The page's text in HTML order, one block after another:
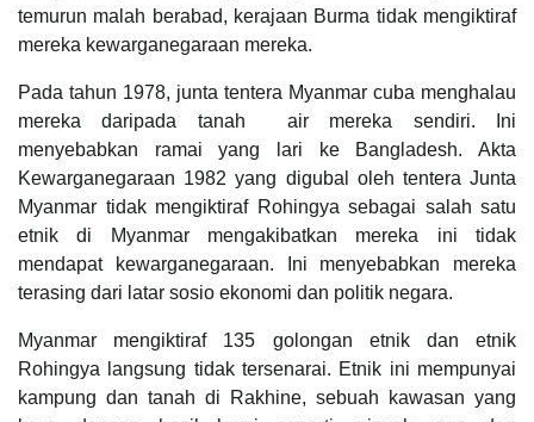
temurun malah berabad, kerajaan Burma tidak mengiktiraf
mereka kewarganegaraan mereka.
Pada tahun 1978, junta tentera Myanmar cuba menghalau
mereka daripada tanah air mereka sendiri. Ini
menyebabkan ramai yang lari ke Bangladesh. Akta
Kewarganegaraan 1982 yang digubal oleh tentera Junta
Myanmar tidak mengiktiraf Rohingya sebagai salah satu
etnik di Myanmar mengakibatkan mereka ini tidak
mendapat kewarganegaraan. Ini menyebabkan mereka
terasing dari latar sosio ekonomi dan politik negara.
Myanmar mengiktiraf 135 golongan etnik dan etnik
Rohingya langsung tidak tersenarai. Etnik ini mempunyai
kampung dan tanah di Rakhine, sebuah kawasan yang